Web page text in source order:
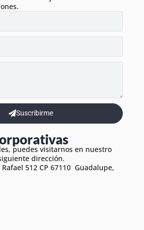
Suscribirme
puedes visitarnos en nuestro
dirección.
Rafael 512 CP 67110 Guadalupe,